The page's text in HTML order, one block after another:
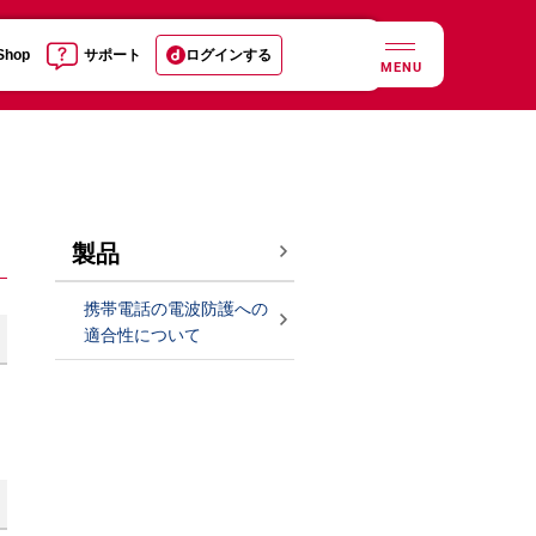
サポート ログインする
MENU
製品
携帯電話の電波防護への
適合性について